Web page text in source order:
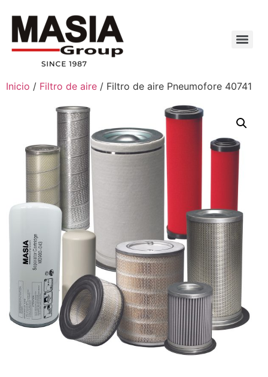
Inicio / Filtro de aire / Filtro de aire Pneumofore 40741